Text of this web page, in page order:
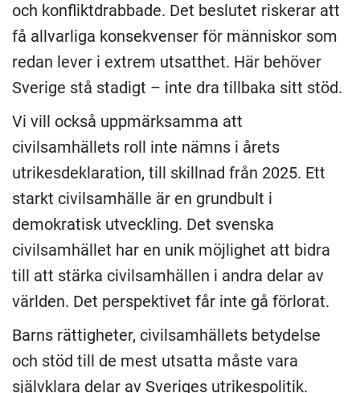
och konfliktdrabbade. Det beslutet riskerar att
få allvarliga konsekvenser för människor som
redan lever i extrem utsatthet. Här behöver
Sverige stå stadigt – inte dra tillbaka sitt stöd.
Vi vill också uppmärksamma att
civilsamhällets roll inte nämns i årets
utrikesdeklaration, till skillnad från 2025. Ett
starkt civilsamhälle är en grundbult i
demokratisk utveckling. Det svenska
civilsamhället har en unik möjlighet att bidra
till att stärka civilsamhällen i andra delar av
världen. Det perspektivet får inte gå förlorat.
Barns rättigheter, civilsamhällets betydelse
och stöd till de mest utsatta måste vara
självklara delar av Sveriges utrikespolitik.